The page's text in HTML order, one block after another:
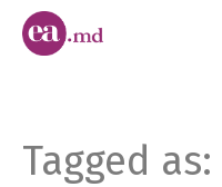
Tagged as: